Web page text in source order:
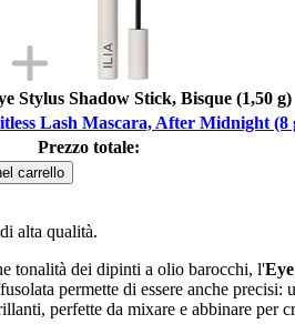
Stylus Shadow Stick, Bisque (1,50 g)
Lash Mascara, After Midnight (8
Prezzo totale:
carrello
alta qualità.
tonalità dei dipinti a olio barocchi, l'
permette di essere anche
perfette da mixare e abbinare per